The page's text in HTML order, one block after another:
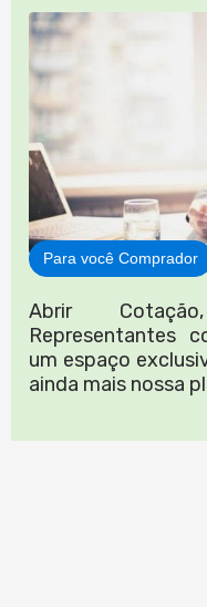
Para você Comprador
Abrir
Representantes
um espaço
ainda mais nossa